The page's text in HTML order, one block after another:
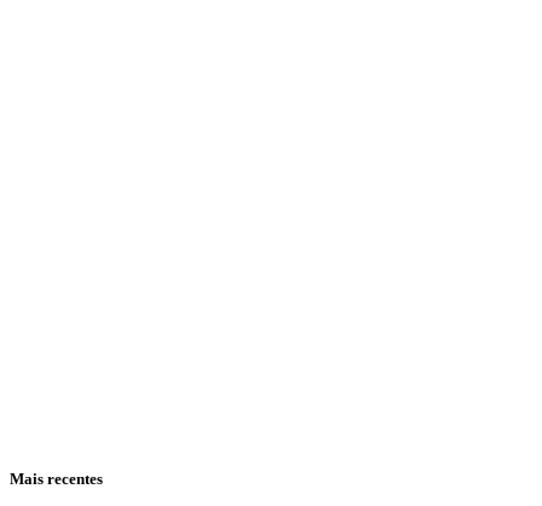
Mais recentes